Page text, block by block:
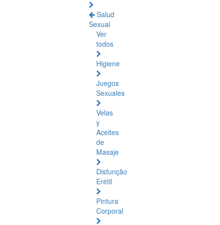
Salud
Sexual
Ver
todos
Higiene
Juegos
Sexuales
Velas
y
Aceites
de
Masaje
Disfunção
Erétil
Pintura
Corporal